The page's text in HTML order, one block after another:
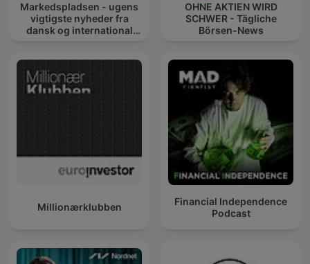
Markedspladsen - ugens
vigtigste nyheder fra
dansk og international
OHNE AKTIEN WIRD
SCHWER - Tägliche
Börsen-News
Millionærklubben
Financial Independence
Podcast